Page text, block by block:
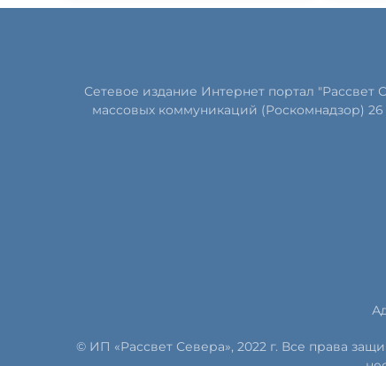
Сетевое издание Интернет портал
массовых коммуникаций (Роскомнадзор)
© ИП «Рассвет Севера», 2022 г. Все права